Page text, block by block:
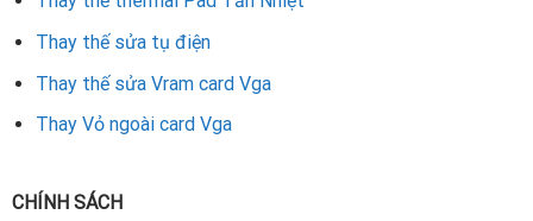
Thay thế sửa tụ điện
Thay thế sửa Vram card Vga
Thay Vỏ ngoài card Vga
CHÍNH SÁCH